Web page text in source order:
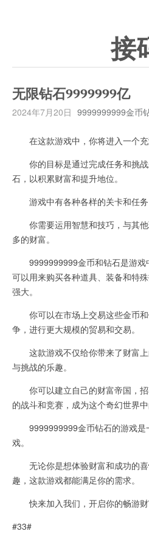
接
无限钻石9999999亿
2024年7月20日 9999999999金币
在这款游戏中，你将进入一个充
你的目标是通过完成任务和挑战
石，以积累财富和提升地位。
游戏中有各种各样的关卡和任务
你需要运用智慧和技巧，与其他
多的财富。
9999999999金币和钻石是游戏
可以用来购买各种道具、装备和特
强大。
你可以在市场上交易这些金币和
争，进行更大规模的贸易和交易。
这款游戏不仅给你带来了财富上
与挑战的乐趣。
你可以建立自己的财富帝国，招
的战斗和竞赛，成为这个奇幻世界中
9999999999金币钻石的游戏是
戏。
无论你是想体验财富和成功的喜
趣，这款游戏都能满足你的需求。
快来加入我们，开启你的畅游财
#33#